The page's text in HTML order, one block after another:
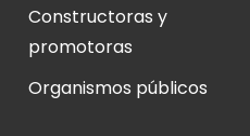
Constructoras y
promotoras
Organismos públicos